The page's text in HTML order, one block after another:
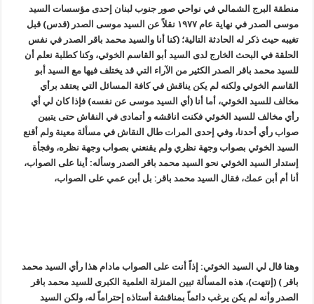
منطقة البرج الشمالي في نواحي صور جنوب لبنان إحدى مؤسسات السيد
موسى الصدر في نهاية عام ١٩٧٧ نقلاً عن السيد موسى الصدر (قدس) قبل
تغيبه حيث ذكر له الحادثة التالية؛ (كنا أنا والسيد محمد باقر الصدر في نفس
الحلقة في البحث الخارج لدى السيد أبو القاسم الخوئي، وكنا كطلبة نعلم أن
للسيد محمد باقر الصدر الكثير من الآراء التي قد يختلف فيها مع السيد أبو
القاسم الخوئي ولكنه لم يكن يناقش في كافة المسائل التي يعتقد برأي
مخالف للسيد الخوئي، أما أنا (أي السيد موسى عن نفسه) فإذا كان لي أي
رأي مخالف للسيد الخوئي فكنت اناقشه و أتمادى في النقاش حتى يتبين
صواب رأي أحدنا، وفي إحدى المرات طال النقاش في مسألة معينة ولم أقنع
السيد الخوئي بصواب وجهة نظري ولم يقنعني بصواب وجهة نظره، وفجأة
إستدار السيد الخوئي نحو السيد محمد باقر الصدر وسأله: أينا على الصواب،
أنا أم أبن عمك، فقال السيد محمد باقر: بل أبن عمي على الصواب،
وهنا قال لي السيد الخوئي: إذاً أنت على الصواب مادام هذا رأي السيد محمد
باقر ) (إنتهت)، هذه المسألة تبين المنزلة العلمية الكبرى للسيد محمد باقر
الصدر وأنه لم يكن يرغب دائماً بمناقشة أستاذه إحتراماً له، ولكن السيد